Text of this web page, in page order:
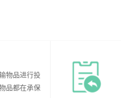
物品进行投
品都在承保